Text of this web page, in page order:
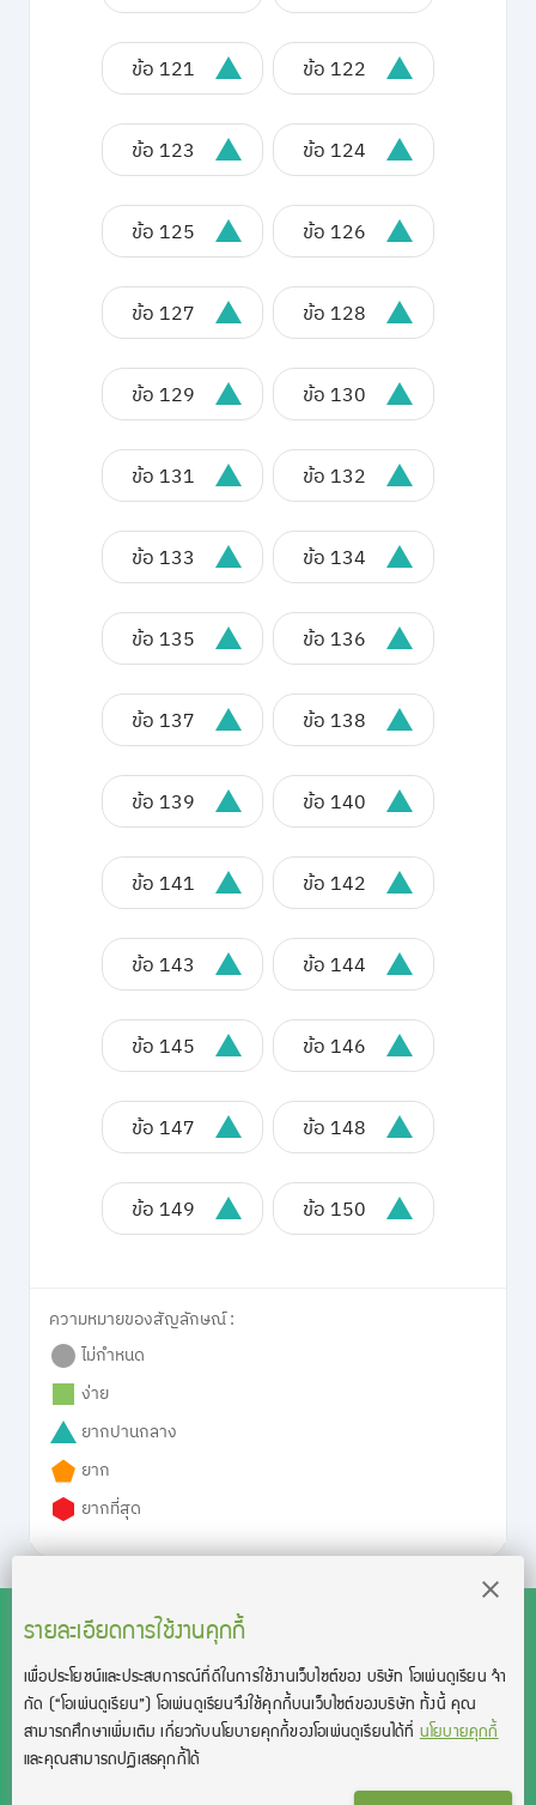
ข้อ 121 ข้อ 122
ข้อ 123 ข้อ 124
ข้อ 125 ข้อ 126
ข้อ 127 ข้อ 128
ข้อ 129 ข้อ 130
ข้อ 131 ข้อ 132
ข้อ 133 ข้อ 134
ข้อ 135 ข้อ 136
ข้อ 137 ข้อ 138
ข้อ 139 ข้อ 140
ข้อ 141 ข้อ 142
ข้อ 143 ข้อ 144
ข้อ 145 ข้อ 146
ข้อ 147 ข้อ 148
ข้อ 149 ข้อ 150
ความหมายของสัญลักษณ์ :
ไม่กำหนด
ง่าย
ยากปานกลาง
ยาก
ยากที่สุด
รายละเอียดการใช้งานคุกกี้
เพื่อประโยชน์และประสบการณ์ที่ดีในการใช้งานเว็บไซต์ของ บริษัท โอเพ่นดูเรียน จํา
กัด (“โอเพ่นดูเรียน”)โอเพ่นดูเรียนจึงใช้คุกกี้บนเว็บไซต์ของบริษัท ทั้งนี้ คุณ
สามารถศึกษาเพิ่มเติม เกี่ยวกับนโยบายคุกกี้ของโอเพ่นดูเรียนได้ที่นโยบายคุกกี้
และคุณสามารถปฏิเสธคุกกี้ได้
สงวนลิขสิทธิ์โดย บริษัท โอเพ่นดูเรียน จำกัด 2021 ©︎ OpenDurian
Co., Ltd.
TOEIC® and TOEFL® are registered trademarks of Educational Testing